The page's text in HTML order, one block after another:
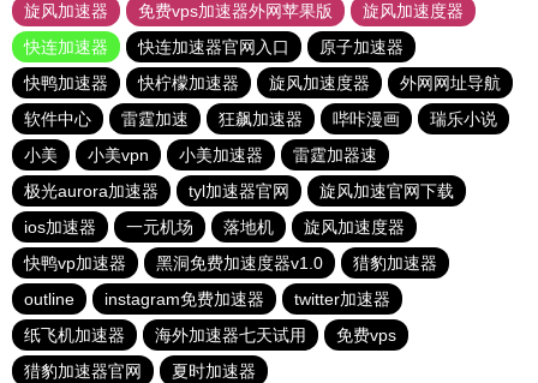
旋风加速器
免费vps加速器外网苹果版
旋风加速度器
快连加速器
快连加速器官网入口
原子加速器
快鸭加速器
快柠檬加速器 旋风加速度器
外网网址导航
软件中心
雷霆加速 狂飙加速器 哔咔漫画
瑞乐小说
小美
小美vpn 小美加速器
雷霆加器速
极光aurora加速器
tyl加速器官网
旋风加速官网下载
ios加速器
一元机场 落地机
旋风加速度器
快鸭vp加速器
黑洞免费加速度器v1.0
猎豹加速器
outline
instagram免费加速器
twitter加速器
纸飞机加速器
海外加速器七天试用
免费vps
猎豹加速器官网
夏时加速器